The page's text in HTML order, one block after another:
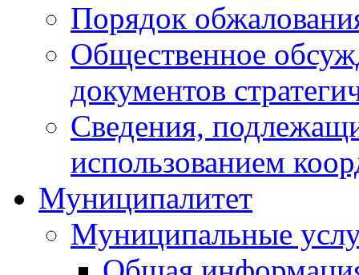
Порядок
Общественное
документов
Сведения,
использованием
Муниципалитет
Муниципальные